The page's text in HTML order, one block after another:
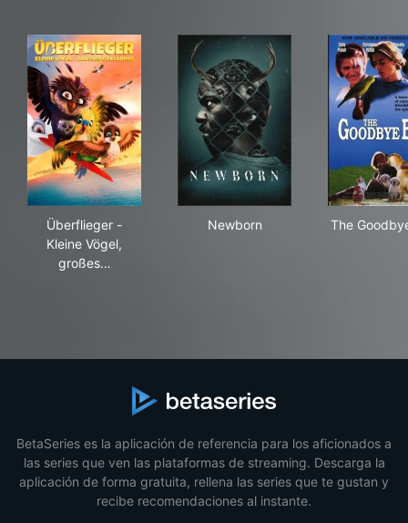
Überflieger -
Kleine Vögel,
großes…
Newborn The
BetaSeries es la aplicación de referencia para los aficionados a
las series que ven las plataformas de streaming. Descarga la
aplicación de forma gratuita, rellena las series que te gustan y
recibe recomendaciones al instante.